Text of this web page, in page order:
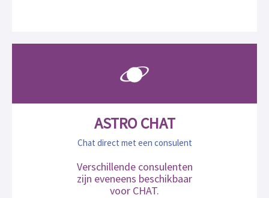
ASTRO CHAT
Chat direct met een consulent
Verschillende consulenten
zijn eveneens beschikbaar
voor CHAT.